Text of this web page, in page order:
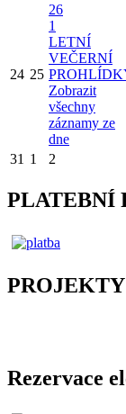
24 25
26
1
LETNÍ
VEČERNÍ
Zobrazit
všechny
záznamy ze
dne
31 1 2
PLATEBNÍ
Rezervace